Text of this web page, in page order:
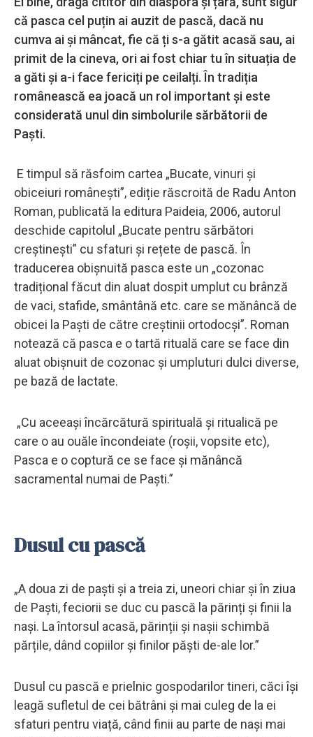
că pasca cel puțin ai auzit de pască, dacă nu
cumva ai și mâncat, fie că ți s-a gătit acasă sau, ai
primit de la cineva, ori ai fost chiar tu în situația de
a găti și a-i face fericiți pe ceilalți. În tradiția
românească ea joacă un rol important și este
considerată unul din simbolurile sărbătorii de
Paști.
E timpul să răsfoim cartea „Bucate, vinuri și
obiceiuri românești”, ediție răscroită de Radu Anton
Roman, publicată la editura Paideia, 2006, autorul
deschide capitolul „Bucate pentru sărbători
creștinești” cu sfaturi și rețete de pască. În
traducerea obișnuită pasca este un „cozonac
tradițional făcut din aluat dospit umplut cu brânză
de vaci, stafide, smântână etc. care se mănâncă de
obicei la Paști de către creștinii ortodocși”. Roman
notează că pasca e o tartă rituală care se face din
aluat obișnuit de cozonac și umpluturi dulci diverse,
pe bază de lactate.
„Cu aceeași încărcătură spirituală și ritualică pe
care o au ouăle încondeiate (roșii, vopsite etc),
Pasca e o coptură ce se face și mănâncă
sacramental numai de Paști.”
Dusul cu pască
„A doua zi de paști și a treia zi, uneori chiar și în ziua
de Paști, feciorii se duc cu pască la părinți și finii la
nași. La întorsul acasă, părinții și nașii schimbă
părțile, dând copiilor și finilor păști de-ale lor.”
Dusul cu pască e prielnic gospodarilor tineri, căci își
leagă sufletul de cei bătrâni și mai culeg de la ei
sfaturi pentru viață, când finii au parte de nași mai